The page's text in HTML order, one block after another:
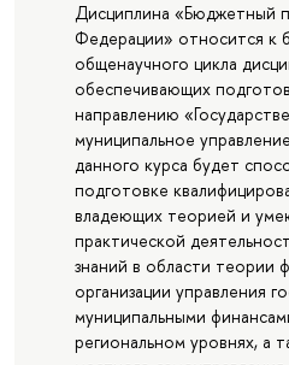
Дисциплина «Бюджетный
Федерации» относится к
общенаучного цикла
обеспечивающих
направлению
муниципальное
данного курса будет
подготовке
владеющих теорией и
практической
знаний в области теории
организации управления
муниципальными
региональном уровнях, а